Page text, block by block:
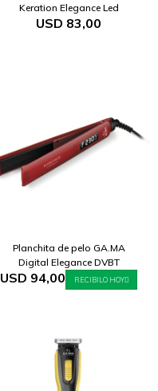
Keration Elegance Led
USD 83,00
Planchita de pelo GA.MA
Digital Elegance DVBT
USD 94,00 RECIBILO HOY